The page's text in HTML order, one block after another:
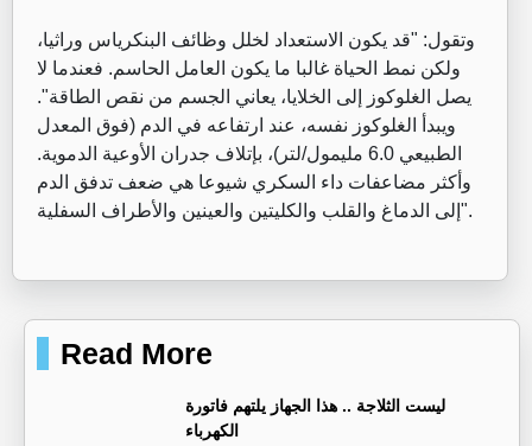
وتقول: "قد يكون الاستعداد لخلل وظائف البنكرياس وراثيا،
ولكن نمط الحياة غالبا ما يكون العامل الحاسم. فعندما لا
يصل الغلوكوز إلى الخلايا، يعاني الجسم من نقص الطاقة".
ويبدأ الغلوكوز نفسه، عند ارتفاعه في الدم (فوق المعدل
الطبيعي 6.0 مليمول/لتر)، بإتلاف جدران الأوعية الدموية.
وأكثر مضاعفات داء السكري شيوعا هي ضعف تدفق الدم
إلى الدماغ والقلب والكليتين والعينين والأطراف السفلية".
Read More
ليست الثلاجة .. هذا الجهاز يلتهم فاتورة
الكهرباء